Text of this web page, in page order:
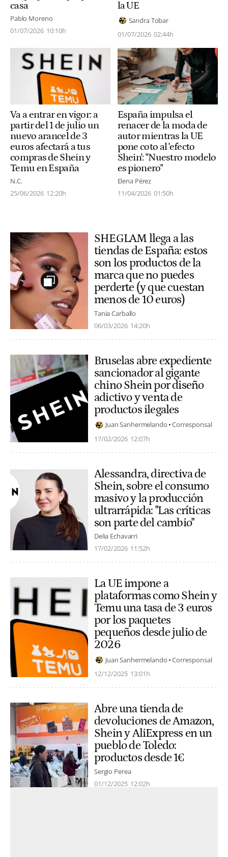
casa
Pablo Moreno
01/07/2026 10:10h
la UE
Sandra Tobar
01/07/2026 02:44h
Va a entrar en vigor: a
partir del 1 de julio un
nuevo arancel de 3
euros afectará a tus
compras de Shein y
Temu en España
N.C.
25/06/2026 12:20h
España impulsa el
renacer de la moda de
autor mientras la UE
pone coto al 'efecto
Shein': "Nuestro modelo
es pionero"
Elena Pérez
11/04/2026 01:50h
SHEGLAM llega a las
tiendas de España: estos
son los productos de la
marca que no puedes
perderte (y que cuestan
menos de 10 euros)
Tania Carballo
06/03/2026 14:20h
Bruselas abre expediente
sancionador al gigante
chino Shein por diseño
adictivo y venta de
productos ilegales
Juan Sanhermelando Corresponsal
17/02/2026 12:07h
Alessandra, directiva de
Shein, sobre el consumo
masivo y la producción
ultrarrápida: "Las críticas
son parte del cambio"
Delia Echavarri
17/02/2026 11:52h
La UE impone a
plataformas como Shein y
Temu una tasa de 3 euros
por los paquetes
pequeños desde julio de
2026
Juan Sanhermelando Corresponsal
12/12/2025 13:01h
Abre una tienda de
devoluciones de Amazon,
Shein y AliExpress en un
pueblo de Toledo:
productos desde 1€
Sergio Perea
01/12/2025 12:02h